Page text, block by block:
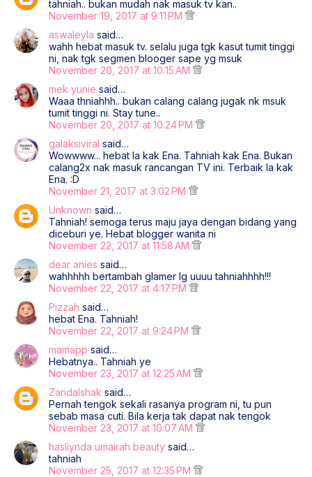
tahniah.. bukan mudah nak masuk tv kan..
November 19, 2017 at 9:11 PM
aswaleyla said…
wahh hebat masuk tv. selalu juga tgk kasut tumit tinggi
ni, nak tgk segmen blooger sape yg msuk
November 20, 2017 at 10:15 AM
mek yunie said…
Waaa thniahhh.. bukan calang calang jugak nk msuk
tumit tinggi ni. Stay tune..
November 20, 2017 at 10:24 PM
galaksiviral said…
Wowwww... hebat la kak Ena. Tahniah kak Ena. Bukan
calang2x nak masuk rancangan TV ini. Terbaik la kak
Ena. :D
November 21, 2017 at 3:02 PM
Unknown said…
Tahniah! semoga terus maju jaya dengan bidang yang
diceburi ye. Hebat blogger wanita ni
November 22, 2017 at 11:58 AM
dear anies said…
wahhhhh bertambah glamer lg uuuu tahniahhhh!!!
November 22, 2017 at 4:17 PM
Pizzah said…
hebat Ena. Tahniah!
November 22, 2017 at 9:24 PM
mamapp said…
Hebatnya.. Tahniah ye
November 23, 2017 at 12:25 AM
ZaridaIshak said…
Pernah tengok sekali rasanya program ni, tu pun
sebab masa cuti. Bila kerja tak dapat nak tengok
November 23, 2017 at 10:07 AM
hasliynda umairah beauty said…
tahniah
November 25, 2017 at 12:35 PM